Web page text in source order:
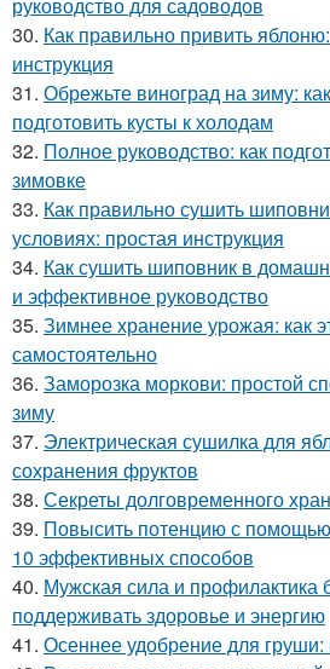
30. Как правильно привить
инструкция
31. Обрежьте виноград на зиму:
подготовить кусты к холодам
32. Полное руководство: как
зимовке
33. Как правильно сушить
условиях: простая инструкция
34. Как сушить шиповник в
и эффективное руководство
35. Зимнее хранение урожая: как
самостоятельно
36. Заморозка моркови: простой
зиму
37. Электрическая сушилка для
сохранения фруктов
38. Секреты долговременного
39. Повысить потенцию с
10 эффективных способов
40. Мужская сила и профилактика
поддерживать здоровье и энергию
41. Осеннее удобрение для